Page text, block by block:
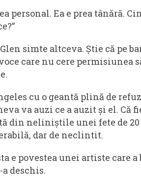
personal. Ea e prea tânără.
simte altceva. Știe că pe
care nu cere permisiunea
cu o geantă plină de
va auzi ce a auzit și el. Că
din neliniștile unei fete de
dar de neclintit.
e povestea unei artiste care
deschis.